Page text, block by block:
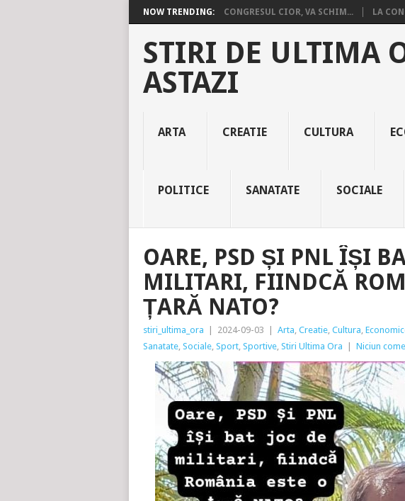
NOW TRENDING: CONGRESUL CIOR, VA SCHIM... LA
STIRI DE ULTIMA
ASTAZI
ARTA CREATIE CULTURA
POLITICE SANATATE SOCIALE
OARE, PSD ȘI PNL ÎȘI
MILITARI, FIINDCĂ
ȚARĂ NATO?
stiri_ultima_ora 2024-09-03 Arta, Creatie, Cultura,
Sanatate, Sociale, Sport, Sportive, Stiri Ultima Ora Niciun